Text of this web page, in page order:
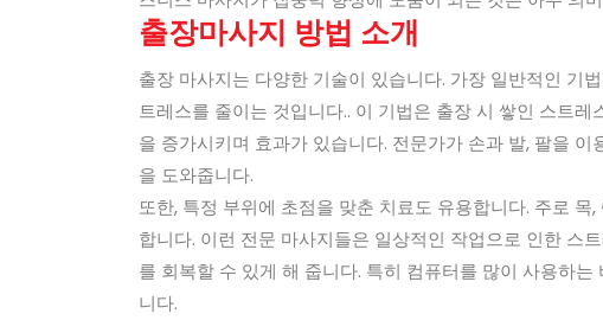
출장마사지 방법 소개
출장 마사지는 다양한 기술이 있습니다. 가장 일반적인 기
트레스를 줄이는 것입니다.. 이 기법은 출장 시 쌓인 스트
을 증가시키며 효과가 있습니다. 전문가가 손과 발, 팔을
을 도와줍니다.
또한, 특정 부위에 초점을 맞춘 치료도 유용합니다. 주로
합니다. 이런 전문 마사지들은 일상적인 작업으로 인한 스
를 회복할 수 있게 해 줍니다. 특히 컴퓨터를 많이 사용하
니다.